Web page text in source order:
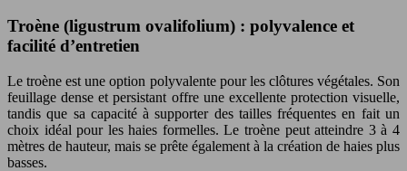
Troène (ligustrum ovalifolium) : polyvalence et
facilité d’entretien
Le troène est une option polyvalente pour les clôtures végétales. Son
feuillage dense et persistant offre une excellente protection visuelle,
tandis que sa capacité à supporter des tailles fréquentes en fait un
choix idéal pour les haies formelles. Le troène peut atteindre 3 à 4
mètres de hauteur, mais se prête également à la création de haies plus
basses.